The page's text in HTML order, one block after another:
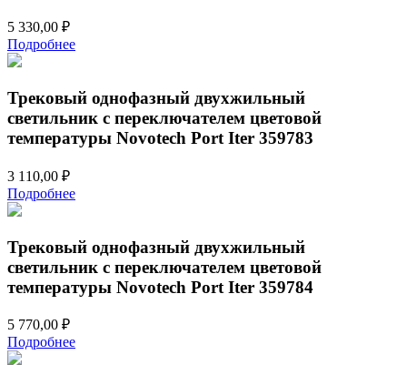
5 330,00 ₽
Подробнее
Трековый однофазный двухжильный
светильник с переключателем цветовой
температуры Novotech Port Iter 359783
3 110,00 ₽
Подробнее
Трековый однофазный двухжильный
светильник с переключателем цветовой
температуры Novotech Port Iter 359784
5 770,00 ₽
Подробнее